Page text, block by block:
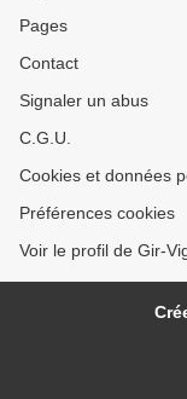
Pages
Contact
Signaler un abus
C.G.U.
Cookies et données
Préférences cookies
Voir le profil de Gir-